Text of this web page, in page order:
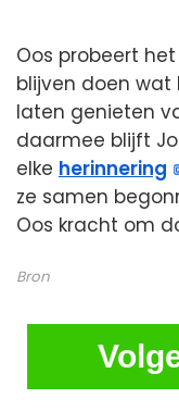
Oos probeert
blijven doen wat
laten genieten
daarmee blijft
elke herinnering
ze samen
Oos kracht om
Bron